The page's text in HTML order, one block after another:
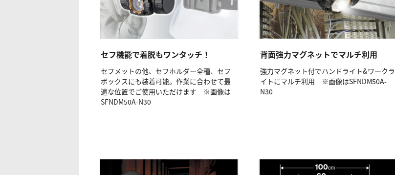
セフ機能で着脱もワンタッチ！
セフメットの他、セフホルダー全種、セフ
ボックスにも装着可能。作業に合わせて最
適な位置でご使用いただけます ※画像は
SFNDM50A-N30
背面強力マグネットでマルチ利用
強力マグネット付でハンドライト&ワークラ
イトにマルチ利用 ※画像はSFNDM50A-
N30